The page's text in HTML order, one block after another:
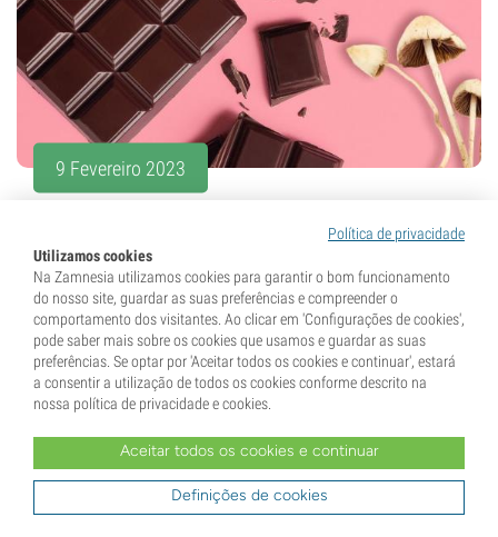
9 Fevereiro 2023
Como preparar chocolate com
cogumelos mágicos
Cogumelos mágicos são incríveis, mas o seu sabor
nem sempre é o mais agradável. Felizmente, existe
uma forma de melhorar isso: juntando-os ao chocolate!
Descubra como preparar o seu próprio...
Política de privacidade
Utilizamos cookies
Na Zamnesia utilizamos cookies para garantir o bom funcionamento
do nosso site, guardar as suas preferências e compreender o
comportamento dos visitantes. Ao clicar em 'Configurações de cookies',
pode saber mais sobre os cookies que usamos e guardar as suas
preferências. Se optar por 'Aceitar todos os cookies e continuar', estará
a consentir a utilização de todos os cookies conforme descrito na
nossa política de privacidade e cookies.
Aceitar todos os cookies e continuar
Definições de cookies